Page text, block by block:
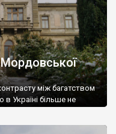
між багатством
Україні більше не